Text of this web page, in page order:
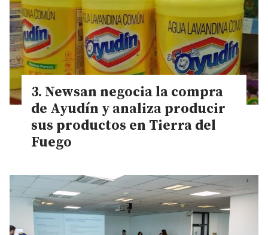
Newsan negocia la compra
de Ayudín y analiza producir
sus productos en Tierra del
Fuego